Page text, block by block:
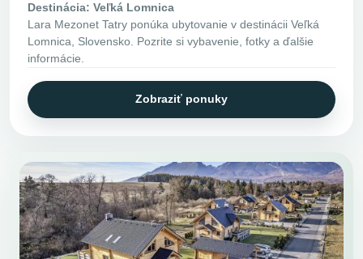
Destinácia: Veľká Lomnica
Lara Mezonet Tatry ponúka ubytovanie v destinácii Veľká
Lomnica, Slovensko. Pozrite si vybavenie, fotky a ďalšie
informácie.
Zobraziť ponuky